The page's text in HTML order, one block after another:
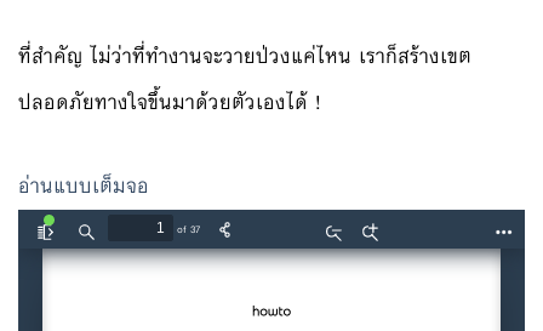
ที่สำคัญ ไม่ว่าที่ทำงานจะวายป่วงแค่ไหน เราก็สร้างเขต
ปลอดภัยทางใจขึ้นมาด้วยตัวเองได้ !
อ่านแบบเต็มจอ